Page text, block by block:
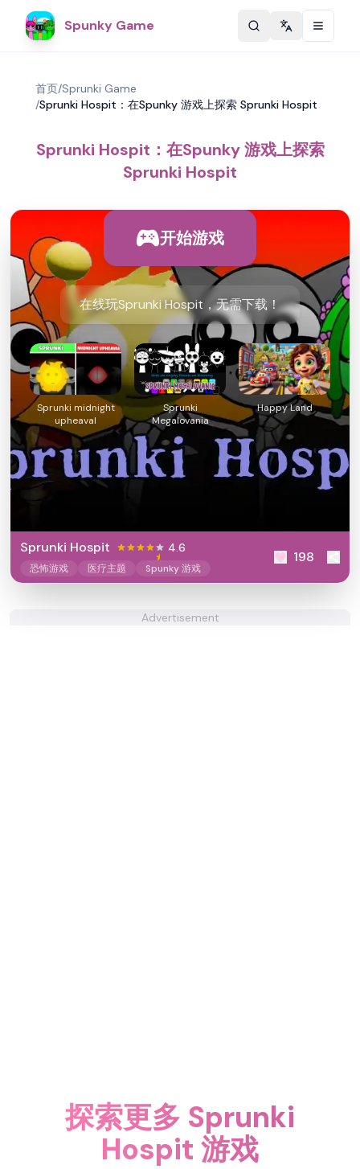
Spunky Game Change
首页/Sprunki Game
/Sprunki Hospit：在Spunky 游戏上探索 Sprunki Hospit
Sprunki Hospit：在Spunky 游戏上探索
Sprunki Hospit
开始游戏
在线玩Sprunki Hospit，无需下载！
Sprunki midnight
upheaval
Sprunki
Megalovania
Happy Land
Sprunki Hospit 4.6
恐怖游戏 医疗主题 Spunky 游戏
198
Advertisement
探索更多 Sprunki
Hospit 游戏